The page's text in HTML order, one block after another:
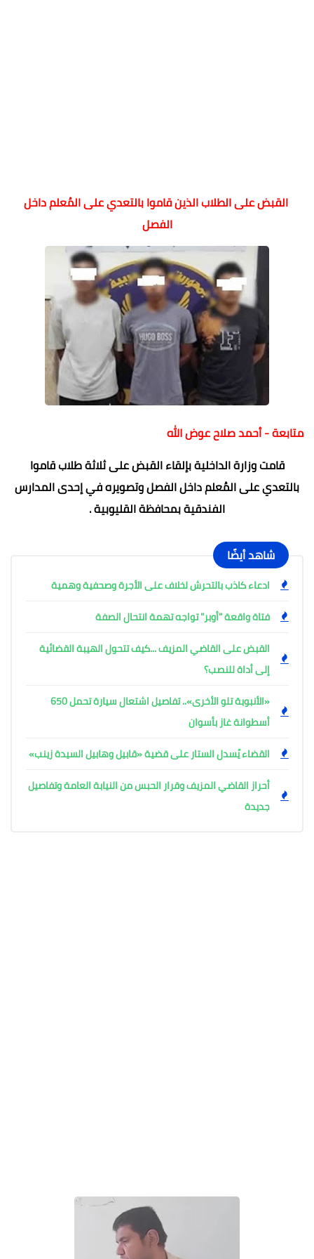
القبض على الطلاب الذين قاموا بالتعدي على المُعلم داخل
الفصل
متابعة - أحمد صلاح عوض الله
قامت وزارة الداخلية بإلقاء القبض على ثلاثة طلاب قاموا
بالتعدي على المُعلم داخل الفصل وتصويره في إحدى المدارس
الفندقية بمحافظة القليوبية .
شاهد أيضًا
ادعاء كاذب بالتحرش لخلاف على الأجرة وصحفية وهمية
فتاة واقعة "أوبر" تواجه تهمة انتحال الصفة
القبض على القاضي المزيف ...كيف تتحول الهيبة القضائية
إلى أداة للنصب؟
«الأنبوبة تلو الأخرى».. تفاصيل اشتعال سيارة تحمل 650
أسطوانة غاز بأسوان
القضاء يُسدل الستار على قضية «قابيل وهابيل السيدة زينب»
أحراز القاضي المزيف وقرار الحبس من النيابة العامة وتفاصيل
جديدة